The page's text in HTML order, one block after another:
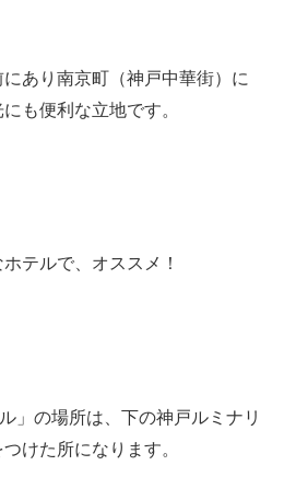
あり南京町（神戸中華街）に
も便利な立地です。
テルで、オススメ！
」の場所は、下の神戸ルミナリ
けた所になります。